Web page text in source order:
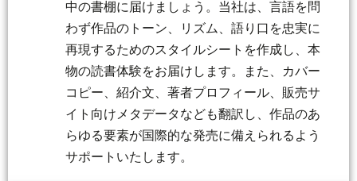
中の書棚に届けましょう。当社は、言語を問
わず作品のトーン、リズム、語り口を忠実に
再現するためのスタイルシートを作成し、本
物の読書体験をお届けします。また、カバー
コピー、紹介文、著者プロフィール、販売サ
イト向けメタデータなども翻訳し、作品のあ
らゆる要素が国際的な発売に備えられるよう
サポートいたします。